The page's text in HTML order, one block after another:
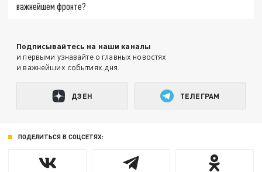
важнейшем фронте?
Подписывайтесь на наши каналы
и первыми узнавайте о главных новостях
и важнейших событиях дня.
ДЗЕН ТЕЛЕГРАМ
ПОДЕЛИТЬСЯ В СОЦСЕТЯХ: